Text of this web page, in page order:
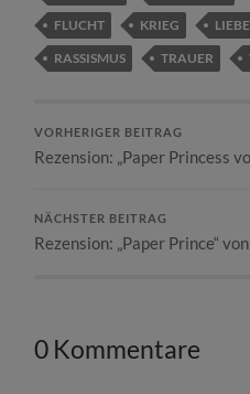
FLUCHT
KRIEG LIEBE
RASSISMUS
TRAUER
VORHERIGER BEITRAG
Rezension: „Paper Princess
NÄCHSTER BEITRAG
Rezension: „Paper Prince“
0 Kommentare